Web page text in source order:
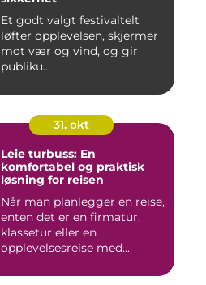
Et godt valgt festivaltelt
løfter opplevelsen, skjermer
mot vær og vind, og gir
publiku...
31. okt
Leie turbuss: En
komfortabel og praktisk
løsning for reisen
Når man planlegger en reise,
enten det er en firmatur,
klassetur eller en
opplevelsesreise med...